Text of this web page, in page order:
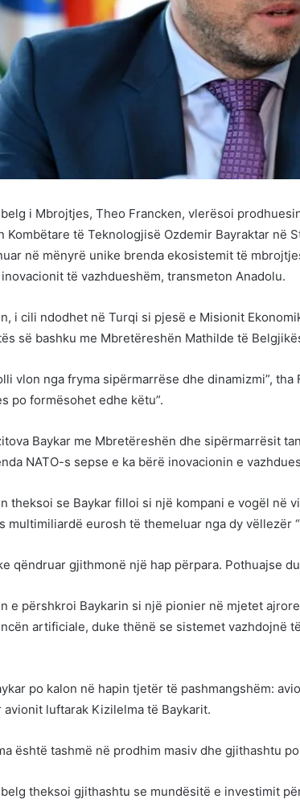
i Mbrojtjes, Theo Francken, vlerësoi
Kombëtare të Teknologjisë Ozdemir Bayraktar në
në mënyrë unike brenda ekosistemit të
të vazhdueshëm, transmeton Anadolu.
i cili ndodhet në Turqi si pjesë e Misionit
së bashku me Mbretëreshën Mathilde të
vlon nga fryma sipërmarrëse dhe dinamizmi”,
po formësohet edhe këtu”.
Baykar me Mbretëreshën dhe sipërmarrësit
NATO-s sepse e ka bërë inovacionin e
theksoi se Baykar filloi si një kompani e vogël në
multimiliardë eurosh të themeluar nga dy vëllezër
qëndruar gjithmonë një hap përpara. Pothuajse
e përshkroi Baykarin si një pionier në mjetet
artificiale, duke thënë se sistemet vazhdojnë
po kalon në hapin tjetër të pashmangshëm:
avionit luftarak Kizilelma të Baykarit.
është tashmë në prodhim masiv dhe gjithashtu
theksoi gjithashtu se mundësitë e investimit